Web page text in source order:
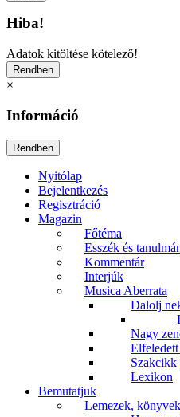
Hiba!
Adatok kitöltése kötelező!
×
Információ
Nyitólap
Bejelentkezés
Regisztráció
Magazin
Főtéma
Esszék és
Kommentár
Interjúk
Musica Aberrata
Dalolj
Nagy
Szakcikk
Lexikon
Bemutatjuk
Lemezek,